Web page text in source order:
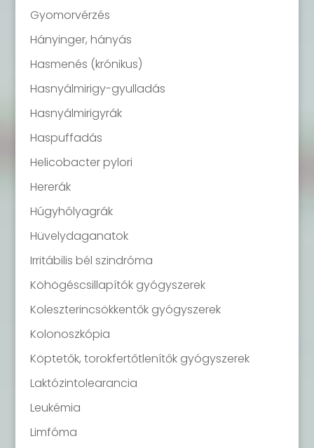
Gyomorvérzés
Hányinger, hányás
Hasmenés (krónikus)
Hasnyálmirigy-gyulladás
Hasnyálmirigyrák
Haspuffadás
Helicobacter pylori
Hererák
Húgyhólyagrák
Hüvelydaganatok
Irritábilis bél szindróma
Köhögéscsillapítók gyógyszerek
Koleszterincsökkentők gyógyszerek
Kolonoszkópia
Köptetők, torokfertőtlenítők gyógyszerek
Laktózintolearancia
Leukémia
Limfóma